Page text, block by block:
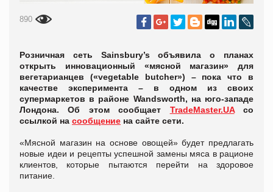
890
Розничная сеть Sainsbury’s объявила о планах
открыть инновационный «мясной магазин» для
вегетарианцев («vegetable butcher») – пока что в
качестве эксперимента – в одном из своих
супермаркетов в районе Wandsworth, на юго-западе
Лондона. Об этом сообщает TradeMaster.UAсо
ссылкой на сообщение на сайте сети.
«Мясной магазин на основе овощей» будет предлагать
новые идеи и рецепты успешной замены мяса в рационе
клиентов, которые пытаются перейти на здоровое
питание.